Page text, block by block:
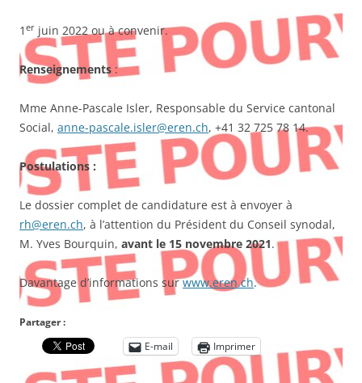
1 er juin 2022 ou à convenir.
Renseignements :
Mme Anne-Pascale Isler, Responsable du Service cantonal
Social, anne-pascale.isler@eren.ch, +41 32 725 78 14.
Postulations :
Le dossier complet de candidature est à envoyer à
rh@eren.ch, à l’attention du Président du Conseil synodal,
M. Yves Bourquin, avant le 15 novembre 2021.
Davantage d’informations surwww.eren.ch.
Partager :
E-mail
Imprimer